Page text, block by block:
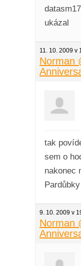
ukázal
11. 10. 2009 v
Norman
tak
sem o
nakonec
9. 10. 2009 v
Norman